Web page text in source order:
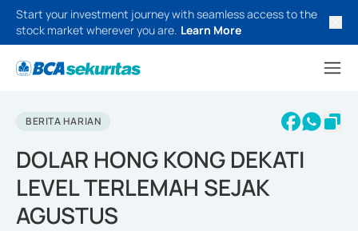
Start your investment journey with seamless access to the
stock market wherever you are. Learn More
BERITA HARIAN
DOLAR HONG KONG DEKATI
LEVEL TERLEMAH SEJAK
AGUSTUS